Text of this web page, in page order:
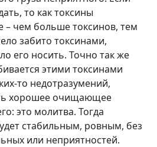
то как токсины
– чем больше токсинов, тем
забито токсинами,
его носить. Точно так же
этими токсинами
то недотразумений,
хорошее очищающее
это молитва. Тогда
стабильным, ровным, без
или неприятностей.